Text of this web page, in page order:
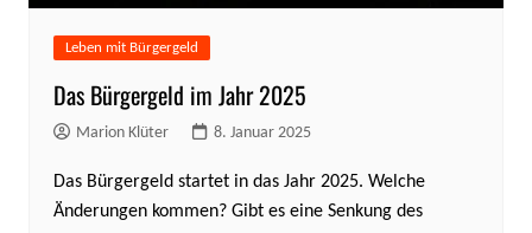
Leben mit Bürgergeld
Das Bürgergeld im Jahr 2025
Marion Klüter 8. Januar 2025
Das Bürgergeld startet in das Jahr 2025. Welche
Änderungen kommen? Gibt es eine Senkung des